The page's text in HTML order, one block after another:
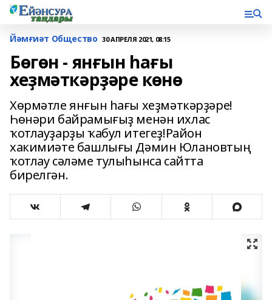
Йәмғиәт Общество 30 АПРЕЛЯ 2021, 08:15
Бөгөн - янғын һағы
хеҙмәткәрҙәре көнө
Хөрмәтле янғын һағы хеҙмәткәрҙәре!
Һөнәри байрамығыҙ менән ихлас
ҡотлауҙарҙы ҡабул итегеҙ!Район
хакимиәте башлығы Дәмин Юлановтың
ҡотлау сәләме тулыһынса сайтта
бирелгән.